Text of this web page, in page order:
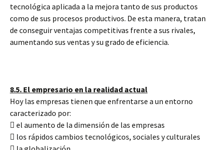
tecnológica aplicada a la mejora tanto de sus productos
como de sus procesos productivos. De esta manera, tratan
de conseguir ventajas competitivas frente a sus rivales,
aumentando sus ventas y su grado de eficiencia.
8.5. El empresario en la realidad actual
Hoy las empresas tienen que enfrentarse a un entorno
caracterizado por:
 el aumento de la dimensión de las empresas
 los rápidos cambios tecnológicos, sociales y culturales